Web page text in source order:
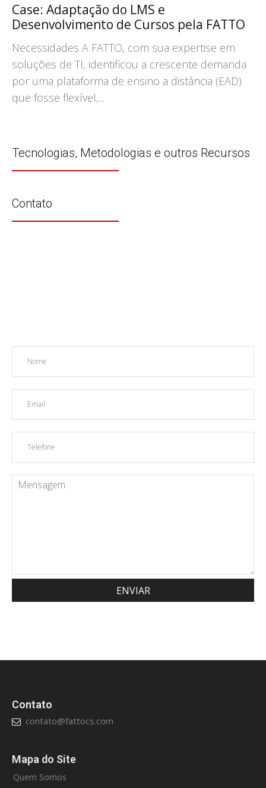
Case: Adaptação do LMS e
Desenvolvimento de Cursos pela FATTO
Necessidades A FATTO, com sua expertise em
soluções de TI, identificou a crescente demanda
por uma plataforma de ensino a distância (EAD)
que fosse flexível,...
Tecnologias, Metodologias e outros Recursos
Contato
Contato
contato@fattocs.com
Mapa do Site
Quem Somos